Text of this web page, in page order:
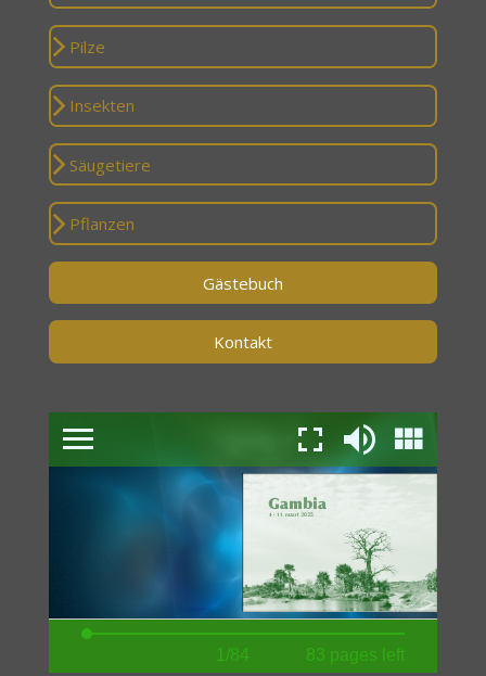
Pilze
Insekten
Säugetiere
Pflanzen
Gästebuch
Kontakt